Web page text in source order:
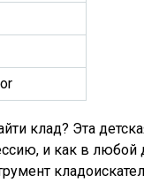
клад? Эта
и как в